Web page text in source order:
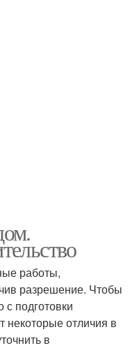
работы,
разрешение. Чтобы
с подготовки
некоторые отличия в
в